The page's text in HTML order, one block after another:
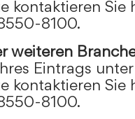
kontaktieren Sie
8100.
weiteren
Eintrags
kontaktieren Sie
8100.